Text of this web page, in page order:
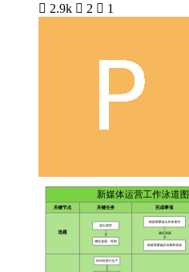
 2.9k  2  1